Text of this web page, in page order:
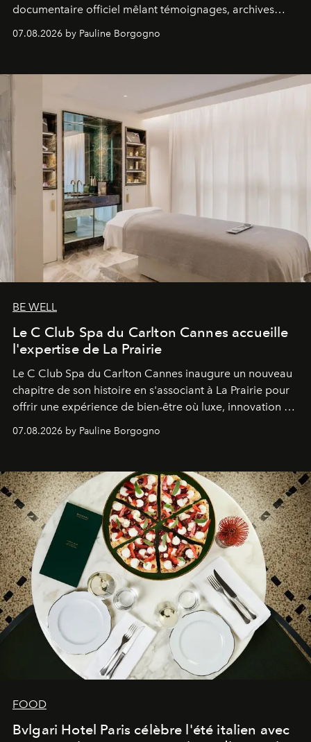
documentaire officiel mêlant témoignages, archives
générationnel.
07.08.2026 by Pauline Borgogno
BE WELL
Le C Club Spa du Carlton Cannes accueille
l'expertise de La Prairie
Le C Club Spa du Carlton Cannes inaugure un nouveau
chapitre de son histoire en s'associant à La Prairie pour
offrir une expérience de bien-être où luxe, innovation et
07.08.2026 by Pauline Borgogno
FOOD
Bvlgari Hotel Paris célèbre l'été italien avec